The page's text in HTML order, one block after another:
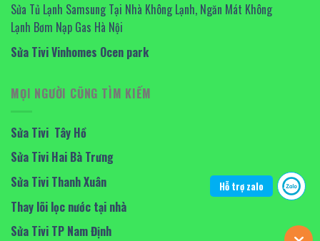
Sửa Tủ Lạnh Samsung Tại Nhà Không Lạnh, Ngăn Mát Không
Lạnh Bơm Nạp Gas Hà Nội
Sửa Tivi Vinhomes Ocen park
MỌI NGƯỜI CŨNG TÌM KIẾM
Sửa Tivi Tây Hồ
Sửa Tivi Hai Bà Trưng
Sửa Tivi Thanh Xuân
Thay lõi lọc nước tại nhà
Sửa Tivi TP Nam Định
Hỗ trợ zalo